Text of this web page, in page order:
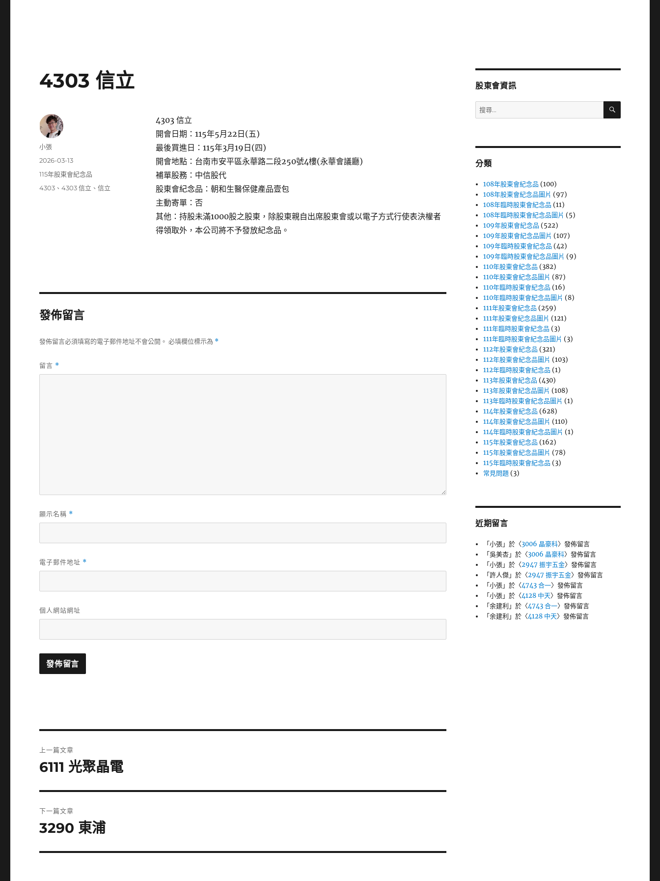
4303 信立
4303 信立
開會日期：115年5月22日(五)
最後買進日：115年3月19日(四)
開會地點：台南市安平區永華路二段250號4樓(永華會議廳)
補單股務：中信股代
股東會紀念品：朝和生醫保健產品壹包
主動寄單：否
其他：持股未滿1000股之股東，除股東親自出席股東會或以電子方式行使表決權者
得領取外，本公司將不予發放紀念品。
作
小張
發
期:
2026-03-13
分
115年股東會紀念品
標
4303 、4303 信立 、信立
發佈留言
發佈留言必須填寫的電子郵件地址不會公開。 必填欄位標示為 *
留言 *
顯示名稱 *
電子郵件地址 *
個人網站網址
章
上一篇文章
上
篇
文
6111 光聚晶電
下一篇文章
下
篇
3290 東浦
股東會資訊
搜
尋
字:
搜
分類
108年股東會紀念品 (100)
108年股東會紀念品圖片 (97)
108年臨時股東會紀念品 (11)
108年臨時股東會紀念品圖片 (5)
109年股東會紀念品 (522)
109年股東會紀念品圖片 (107)
109年臨時股東會紀念品 (42)
109年臨時股東會紀念品圖片 (9)
110年股東會紀念品 (382)
110年股東會紀念品圖片 (87)
110年臨時股東會紀念品 (16)
110年臨時股東會紀念品圖片 (8)
111年股東會紀念品 (259)
111年股東會紀念品圖片 (121)
111年臨時股東會紀念品 (3)
111年臨時股東會紀念品圖片 (3)
112年股東會紀念品 (321)
112年股東會紀念品圖片 (103)
112年臨時股東會紀念品 (1)
113年股東會紀念品 (430)
113年股東會紀念品圖片 (108)
113年臨時股東會紀念品圖片 (1)
114年股東會紀念品 (628)
114年股東會紀念品圖片 (110)
114年臨時股東會紀念品圖片 (1)
115年股東會紀念品 (162)
115年股東會紀念品圖片 (78)
115年臨時股東會紀念品 (3)
常見問題 (3)
近期留言
「小張」於〈3006 晶豪科〉發佈留言
「吳美杏」於〈3006 晶豪科〉發佈留言
「小張」於〈2947 振宇五金〉發佈留言
「許人傑」於〈2947 振宇五金〉發佈留言
「小張」於〈4743 合一〉發佈留言
「小張」於〈4128 中天〉發佈留言
「余建利 」於〈4743 合一〉發佈留言
「余建利 」於〈4128 中天〉發佈留言